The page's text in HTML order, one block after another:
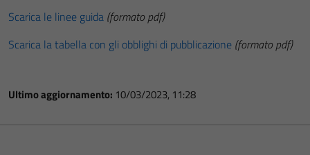
Scarica le linee guida (formato pdf)
Scarica la tabella con gli obblighi di pubblicazione (formato pdf)
Ultimo aggiornamento: 10/03/2023, 11:28